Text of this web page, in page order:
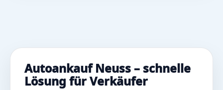
Autoankauf Neuss – schnelle
Lösung für Verkäufer